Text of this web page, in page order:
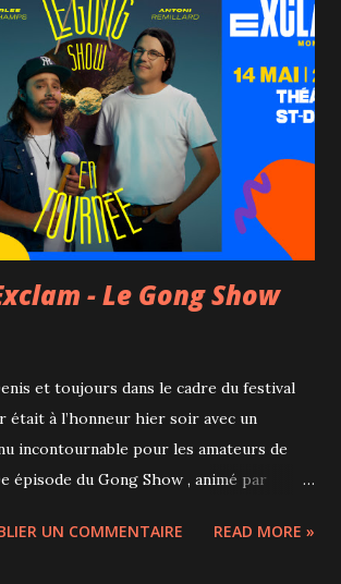
évolutifs et une ambiance sonore
spectacle raconte, sans lourdeur, une
de réflexion sur la relation entre
et les cycles de transformation. Mais au-
avant tout l’émotion et
qui dominent. crédit : JF Savaria Ce qui
plus, c’est la qualité exceptionnelle des
- Le Gong Show
et toujours dans le cadre du festival
était à l’honneur hier soir avec un
incontournable pour les amateurs de
épisode du Gong Show , animé par
de sa dernière participation. Pour
UN COMMENTAIRE READ MORE »